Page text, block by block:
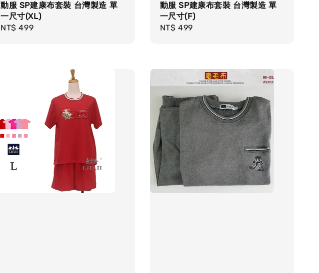
動服 SP建康布套裝 台灣製造 單
一尺寸(XL)
Regular
NT$ 499
動服 SP建康布套裝 台灣製造 單
一尺寸(F)
Regular
NT$ 499